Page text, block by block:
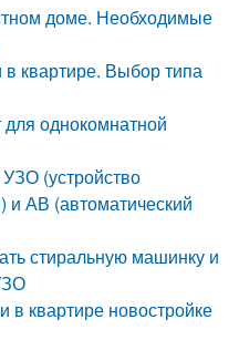
доме. Необходимые
квартире. Выбор типа
однокомнатной
(устройство
и АВ (автоматический
стиральную машинку и
в квартире новостройке